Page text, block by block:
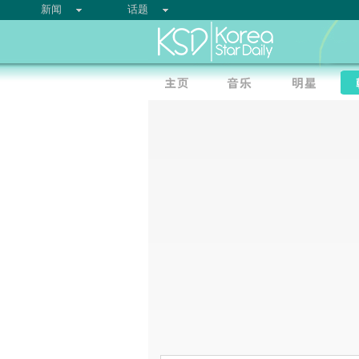
新闻 话题